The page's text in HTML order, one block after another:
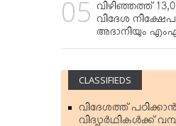
വിഴിഞ്ഞത്ത്
വിദേശ
അദാനിയും
CLASSIFIEDS
വിദേശത്ത്
വിദ്യാര്‍ഥികള്‍ക്ക്